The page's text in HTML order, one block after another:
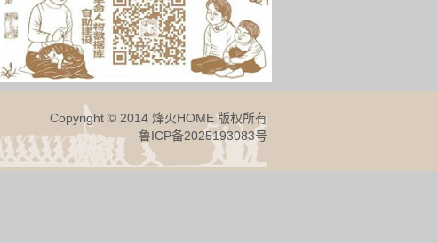
Copyright © 2014 烽火HOME 版权所有
鲁ICP备2025193083号